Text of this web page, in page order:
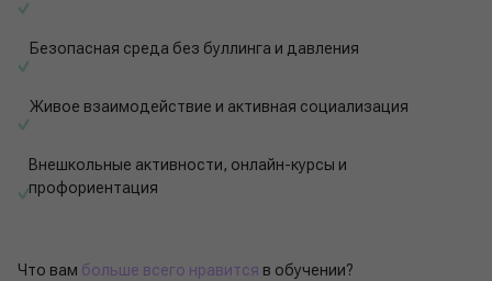
Безопасная среда без буллинга и давления
Живое взаимодействие и активная социализация
Внешкольные активности, онлайн-курсы и
профориентация
Что вам больше всего нравится в обучении?